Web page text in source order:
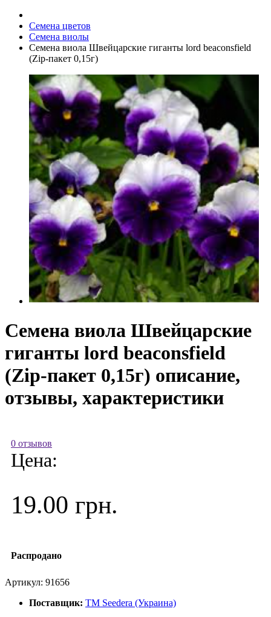
Семена цветов
Семена виолы
Семена виола Швейцарские гиганты lord beaconsfield
(Zip-пакет 0,15г)
Семена виола Швейцарские
гиганты lord beaconsfield
(Zip-пакет 0,15г) описание,
отзывы, характеристики
0 отзывов
Цена:
19.00 грн.
Распродано
Артикул: 91656
Поставщик: ТМ Seedera (Украина)